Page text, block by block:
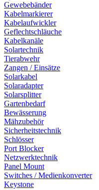
Gewebebänder
Kabelmarkierer
Kabelaufwickler
Geflechtschläuche
Kabelkanäle
Solartechnik
Tierabwehr
Zangen / Einsätze
Solarkabel
Solaradapter
Solarsplitter
Gartenbedarf
Bewässerung
Mähzubehör
Sicherheitstechnik
Schlösser
Port Blocker
Netzwerktechnik
Panel Mount
Switches / Medienkonverter
Keystone